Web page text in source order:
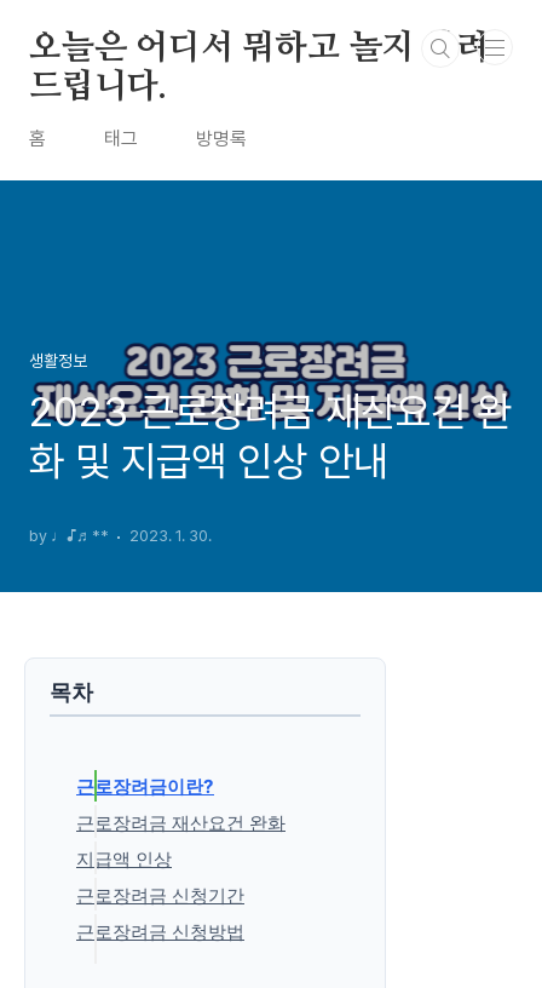
오늘은 어디서 뭐하고 놀지 알려
드립니다.
홈 태그 방명록
생활정보
2023 근로장려금 재산요건 완
화 및 지급액 인상 안내
by ♩♪♬** 2023. 1. 30.
목차
근로장려금이란?
근로장려금 재산요건 완화
지급액 인상
근로장려금 신청기간
근로장려금 신청방법